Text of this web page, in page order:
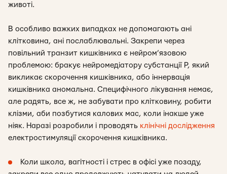
животі.
В особливо важких випадках не допомагають ані
клітковина, ані послаблювальні. Закрепи через
повільний транзит кишківника є нейром’язовою
проблемою: бракує нейромедіатору субстанції Р, який
викликає скорочення кишківника, або іннервація
кишківника аномальна. Специфічного лікування немає,
але радять, все ж, не забувати про клітковину, робити
клізми, аби позбутися калових мас, коли інакше уже
ніяк. Наразі розробили і проводять клінічні дослідження
електростимуляції скорочення кишківника.
Коли школа, вагітності і стрес в офісі уже позаду,